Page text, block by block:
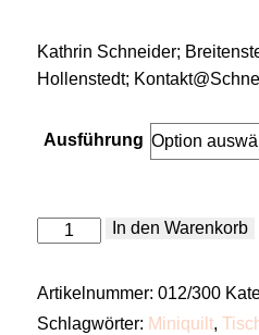
Kathrin Schneider;
Hollenstedt;
Ausführung
Miniquilt
"Untersetzer
Menge
In den Warenkorb
Artikelnummer:012/300
Schlagwörter: Miniquilt,